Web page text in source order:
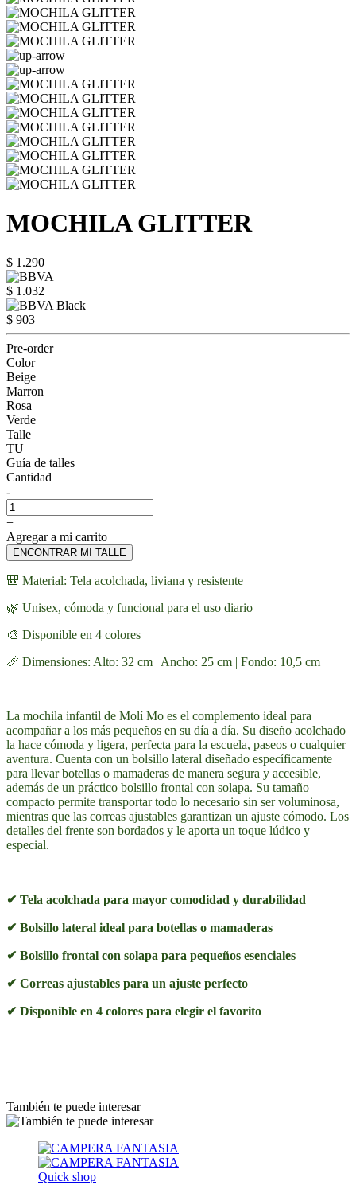
MOCHILA GLITTER
$ 1.290
$ 1.032
$ 903
Pre-order
Color
Beige
Marron
Rosa
Verde
Talle
TU
Guía de talles
Cantidad
-
+
Agregar a mi carrito
ENCONTRAR MI TALLE
🎒 Material: Tela acolchada, liviana y resistente
🌿 Unisex, cómoda y funcional para el uso diario
🎨 Disponible en 4 colores
📏 Dimensiones: Alto: 32 cm | Ancho: 25 cm | Fondo: 10,5 cm
La mochila infantil de Molí Mo es el complemento ideal para
acompañar a los más pequeños en su día a día. Su diseño acolchado
la hace cómoda y ligera, perfecta para la escuela, paseos o cualquier
aventura. Cuenta con un bolsillo lateral diseñado específicamente
para llevar botellas o mamaderas de manera segura y accesible,
además de un práctico bolsillo frontal con solapa. Su tamaño
compacto permite transportar todo lo necesario sin ser voluminosa,
mientras que las correas ajustables garantizan un ajuste cómodo. Los
detalles del frente son bordados y le aporta un toque lúdico y
especial.
✔ Tela acolchada para mayor comodidad y durabilidad
✔ Bolsillo lateral ideal para botellas o mamaderas
✔ Bolsillo frontal con solapa para pequeños esenciales
✔ Correas ajustables para un ajuste perfecto
✔ Disponible en 4 colores para elegir el favorito
También te puede interesar
Quick shop